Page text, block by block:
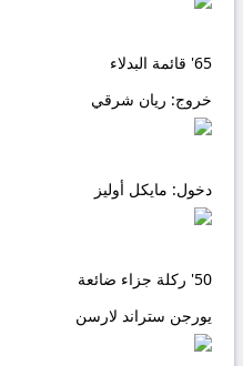
65' قائمة البدلاء
خروج: ريان شرقي
دخول: مايكل أوليز
50' ركلة جزاء ضائعة
يورجن ستراند لارسن